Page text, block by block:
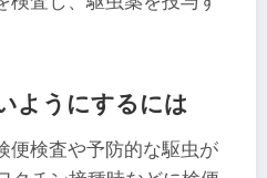
ようにするには
便検査や予防的な駆虫が